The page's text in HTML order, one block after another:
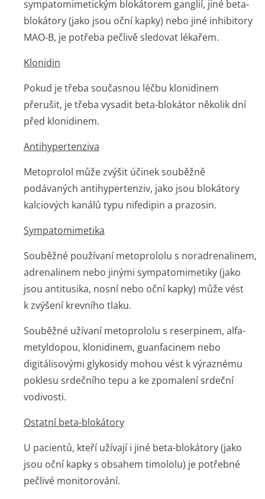
sympatomimetickým blokátorem ganglií, jiné beta-
blokátory (jako jsou oční kapky) nebo jiné inhibitory
MAO-B, je potřeba pečlivě sledovat lékařem.
Klonidin
Pokud je třeba současnou léčbu klonidinem
přerušit, je třeba vysadit beta-blokátor několik dní
před klonidinem.
Antihypertenziva
Metoprolol může zvýšit účinek souběžně
podávaných antihypertenziv, jako jsou blokátory
kalciových kanálů typu nifedipin a prazosin.
Sympatomimetika
Souběžné používaní metoprololu s noradrenalinem,
adrenalinem nebo jinými sympatomimetiky (jako
jsou antitusika, nosní nebo oční kapky) může vést
k zvýšení krevního tlaku.
Souběžné užívaní metoprololu s reserpinem, alfa-
metyldopou, klonidinem, guanfacinem nebo
digitálisovými glykosidy mohou vést k výraznému
poklesu srdečního tepu a ke zpomalení srdeční
vodivosti.
Ostatní beta-blokátory
U pacientů, kteří užívají i jiné beta-blokátory (jako
jsou oční kapky s obsahem timololu) je potřebné
pečlivé monitorování.